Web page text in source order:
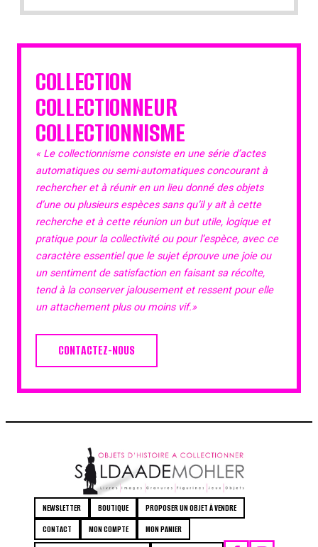
COLLECTION
COLLECTIONNEUR
COLLECTIONNISME
« Le collectionnisme consiste en une série d’actes
automatiques ou semi-automatiques concourant à
rechercher et à réunir en un lieu donné des objets
d’une ou plusieurs espèces sans qu’il y ait à cette
recherche et à cette réunion un but utile, logique et
pratique pour la collectivité ou pour l’espèce, avec ce
caractère essentiel que le sujet éprouve une joie ou
un sentiment de satisfaction en faisant sa récolte,
tend à la conserver jalousement et ressent pour elle
un attachement plus ou moins vif.»
CONTACTEZ-NOUS
NEWSLETTER BOUTIQUE
PROPOSER UN OBJET À VENDRE
CONTACT
MON COMPTE MON PANIER